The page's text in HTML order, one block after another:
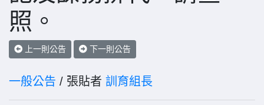
照。
上一則公告 下一則公告
一般公告 / 張貼者 訓育組長